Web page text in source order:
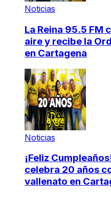
Noticias
La Reina 95.5 FM
aire y recibe la
en Cartagena
Noticias
¡Feliz
celebra 20 años
vallenato en